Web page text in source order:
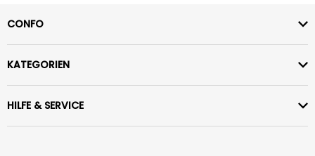
CONFO
KATEGORIEN
HILFE & SERVICE